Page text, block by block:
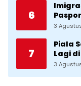
6
3
7
Piala
Lagi
3